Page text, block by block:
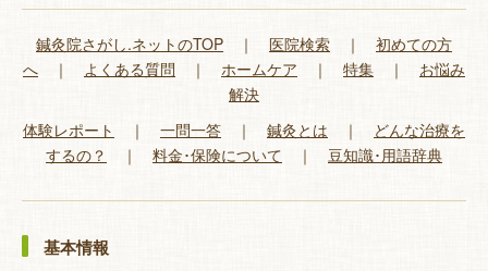
鍼灸院さがし.ネットのTOP ｜ 医院検索 ｜ 初めての方
へ ｜ よくある質問 ｜ ホームケア ｜ 特集 ｜ お悩み
解決
体験レポート
｜ 一問一答 ｜ 鍼灸とは ｜ どんな治療を
するの？
｜ 料金･保険について ｜ 豆知識･用語辞典
基本情報